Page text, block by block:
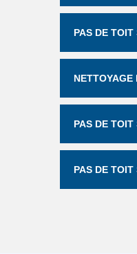
PAS DE
NETTOYAGE
PAS DE
PAS DE